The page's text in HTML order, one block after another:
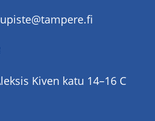
Kiven katu 14–16 C